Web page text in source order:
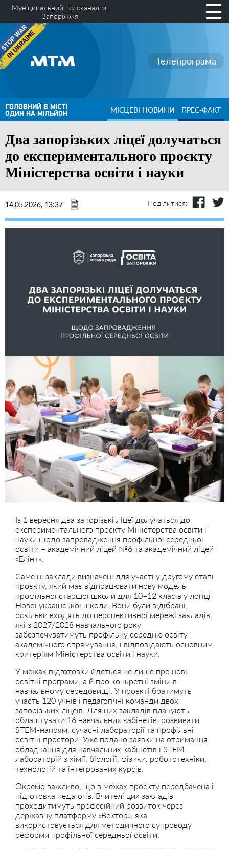
Муніципальний телеканал м.
Запоріжжя
Телепрограма
ГОЛОВНИЙ В МІСТІ
ОДИН НА МІЛЬЙОН МІСЦЕВІ НОВИНИ ПРЕС-ФАКТ
Два запорізьких ліцеї долучаться
до експериментального проєкту
Міністерства освіти і науки
14.05.2026, 13:37 Поділитися:
Із 1 вересня два запорізькі ліцеї долучаться до
експериментального проєкту Міністерства освіти і
науки щодо запровадження профільної середньої
освіти – академічний ліцей №6 та академічний ліцей
«Елінт».
Саме ці заклади визначені для участі у другому етапі
проєкту, який має відпрацювати нову модель
профільної старшої школи для 10–12 класів у логіці
Нової української школи. Вони були відібрані,
оскільки входять до перспективної мережі закладів,
які з 2027/2028 навчального року
забезпечуватимуть профільну середню освіту
академічного спрямування, і відповідають основним
критеріям Міністерства освіти і науки.
У межах підготовки йдеться не лише про нові
освітні програми, а й про конкретні зміни в
навчальному середовищі. У проєкті братимуть
участь 120 учнів і педагогічні команди двох
запорізьких ліцеїв. Для цих закладів планують
облаштувати 16 навчальних кабінетів, розвивати
STEM-напрям, сучасні лабораторії та профільні
освітні простори. Уже подано заявки на отримання
обладнання для навчальних кабінетів і STEM-
лабораторій з хімії, біології, фізики, робототехніки,
технологій та інтегрованих курсів.
Окремо важливо, що в межах проєкту передбачена і
підготовка педагогів. Вчителі цих закладів
проходитимуть професійний розвиток через
державну платформу «Вектор», яка
використовується для методичного супроводу
реформи профільної середньої освіти.